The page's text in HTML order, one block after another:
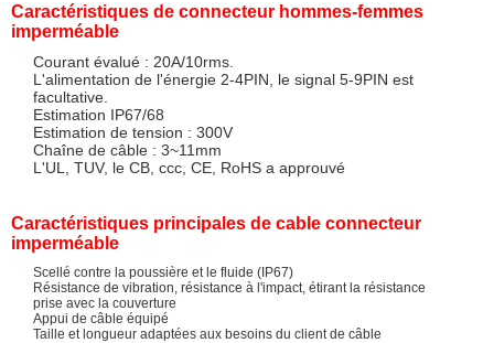
Caractéristiques de connecteur hommes-femmes
imperméable
Courant évalué : 20A/10rms.
L'alimentation de l'énergie 2-4PIN, le signal 5-9PIN est
facultative.
Estimation IP67/68
Estimation de tension : 300V
Chaîne de câble : 3~11mm
L'UL, TUV, le CB, ccc, CE, RoHS a approuvé
Caractéristiques principales de cable connecteur
imperméable
Scellé contre la poussière et le fluide (IP67)
Résistance de vibration, résistance à l'impact, étirant la résistance
prise avec la couverture
Appui de câble équipé
Taille et longueur adaptées aux besoins du client de câble